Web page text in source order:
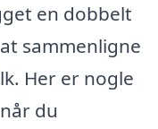
en dobbelt
sammenligne
Her er nogle
du